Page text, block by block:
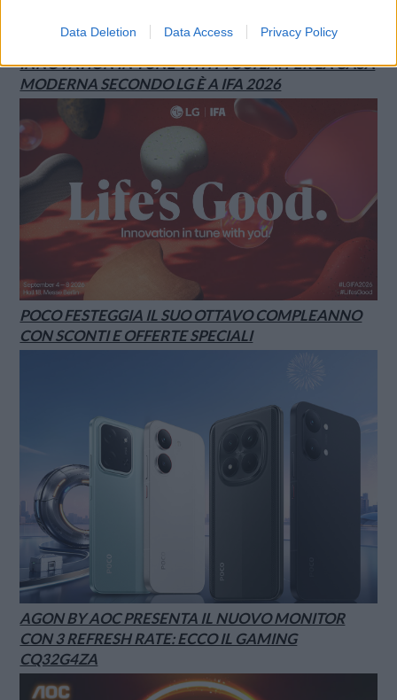
Data Deletion Data Access Privacy Policy
INNOVATION IN TUNE WITH YOU: L’AI PER LA CASA
MODERNA SECONDO LG È A IFA 2026
POCO FESTEGGIA IL SUO OTTAVO COMPLEANNO
CON SCONTI E OFFERTE SPECIALI
AGON BY AOC PRESENTA IL NUOVO MONITOR
CON 3 REFRESH RATE: ECCO IL GAMING
CQ32G4ZA